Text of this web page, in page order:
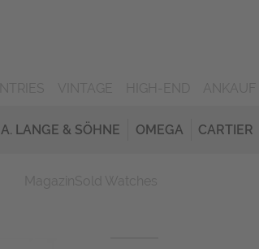
A. LANGE & SÖHNE OMEGA CARTIER